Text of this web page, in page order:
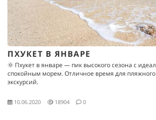
ПХУКЕТ В ЯНВАРЕ
🌞 Пхукет в январе — пик высокого сезона с
спокойным морем. Отличное время для
экскурсий.
10.06.2020 18904 0